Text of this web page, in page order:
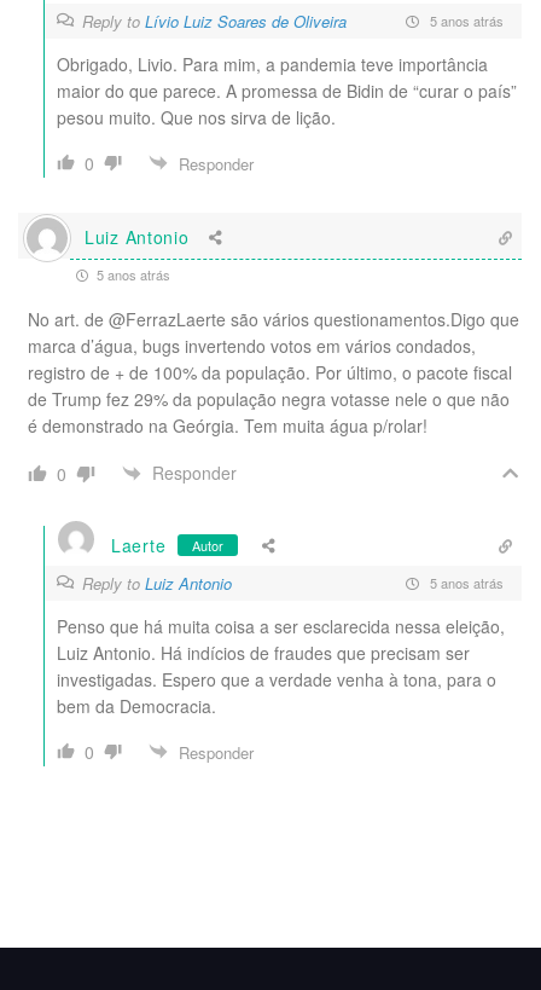
Reply to Lívio Luiz Soares de Oliveira 5 anos atrás
Obrigado, Livio. Para mim, a pandemia teve importância
maior do que parece. A promessa de Bidin de “curar o país”
pesou muito. Que nos sirva de lição.
0
Responder
Luiz Antonio
5 anos atrás
No art. de @FerrazLaerte são vários questionamentos.Digo que
marca d’água, bugs invertendo votos em vários condados,
registro de + de 100% da população. Por último, o pacote fiscal
de Trump fez 29% da população negra votasse nele o que não
é demonstrado na Geórgia. Tem muita água p/rolar!
0
Responder
Laerte Autor
Reply to Luiz Antonio 5 anos atrás
Penso que há muita coisa a ser esclarecida nessa eleição,
Luiz Antonio. Há indícios de fraudes que precisam ser
investigadas. Espero que a verdade venha à tona, para o
bem da Democracia.
0
Responder